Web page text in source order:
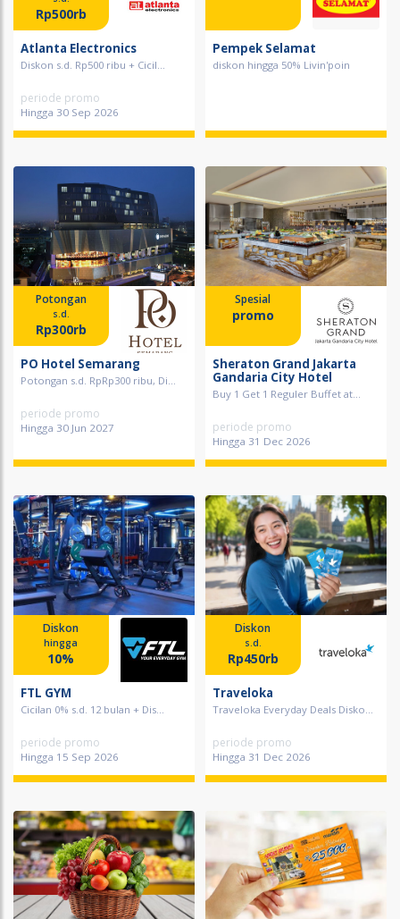
Rp500rb
Atlanta Electronics
Diskon s.d. Rp500 ribu + Cicil...
periode promo
Hingga 30 Sep 2026
Pempek Selamat
diskon hingga 50% Livin'poin
Potongan
s.d.
Rp300rb
PO Hotel Semarang
Potongan s.d. RpRp300 ribu, Di...
periode promo
Hingga 30 Jun 2027
Spesial
promo
Sheraton Grand Jakarta
Gandaria City Hotel
Buy 1 Get 1 Reguler Buffet at...
periode promo
Hingga 31 Dec 2026
Diskon
hingga
10%
FTL GYM
Cicilan 0% s.d. 12 bulan + Dis...
periode promo
Hingga 15 Sep 2026
Diskon
s.d.
Rp450rb
Traveloka
Traveloka Everyday Deals Disko...
periode promo
Hingga 31 Dec 2026